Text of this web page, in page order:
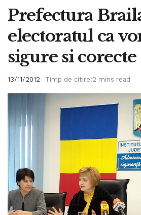
Prefectura
electoratul ca
sigure si corecte
13/11/2012 Timp de citire:2 mins read